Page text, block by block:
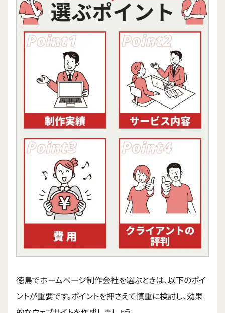
徳島でホームページ制作会社を選ぶときは、以下のポイ
ントが重要です。ポイントを押さえて慎重に検討し、効果